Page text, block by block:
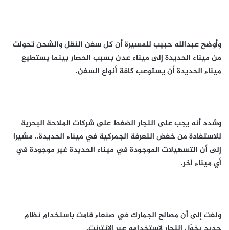
وأوضح عبدالله حبيب للمسيرة أن كل سفن النقل والشحن تحولت
من ميناء الحديدة إلى ميناء عدن بسبب الحصار بينما يستطيع
ميناء الحديدة أن يستوعب كافة أنواع السفن.
وشدد أنه يجب على التجار الضغط على شركات الملاحة البحرية
للاستفادة من خفض التعرفة الجمركية في ميناء الحديدة.. مشيرا
إلى أن التسهيلات الموجودة في ميناء الحديدة غير موجودة في
أي ميناء آخر.
ولفت إلى أن مصالح الجمارك في صنعاء قامت باستخدام نظام